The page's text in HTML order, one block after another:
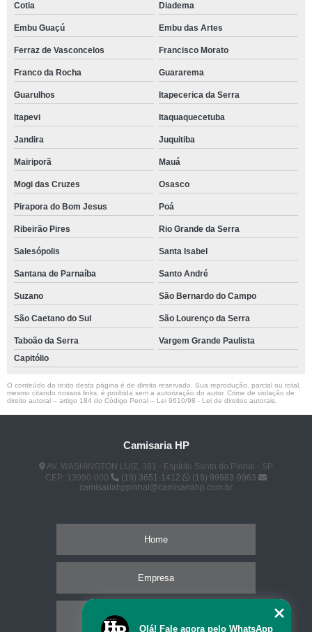
Cotia Diadema
Embu Guaçú Embu das Artes
Ferraz de Vasconcelos Francisco Morato
Franco da Rocha Guararema
Guarulhos Itapecerica da Serra
Itapevi Itaquaquecetuba
Jandira Juquitiba
Mairiporã Mauá
Mogi das Cruzes Osasco
Pirapora do Bom Jesus Poá
Ribeirão Pires Rio Grande da Serra
Salesópolis Santa Isabel
Santana de Parnaíba Santo André
Suzano São Bernardo do Campo
São Caetano do Sul São Lourenço da Serra
Taboão da Serra
Vargem Grande Paulista
Capitólio
O conteúdo do texto desta página é de direito reservado. Sua reprodução, parcial ou total,
mesmo citando nossos links, é proibida sem a autorização do autor. Crime de violação de
direito autoral – artigo 184 do Código Penal – Lei 9610/98 - Lei de direitos autorais
Camisaria HP
AV. WASHINGTON LUIZ, 381 - Espírito Santo do Pinhal - SP
CEP: 13990-000
(19) 3651-1412
(19) 99983-9963
camisariahppinhal@camisariahp.com.br
Home
Empresa
Olá! Fale agora pelo WhatsApp